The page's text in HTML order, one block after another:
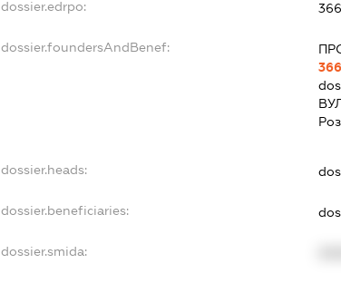
dossier.edrpo:
dossier.foundersAndBenef:
dossier.heads:
dossier.beneficiaries:
dossier.smida: